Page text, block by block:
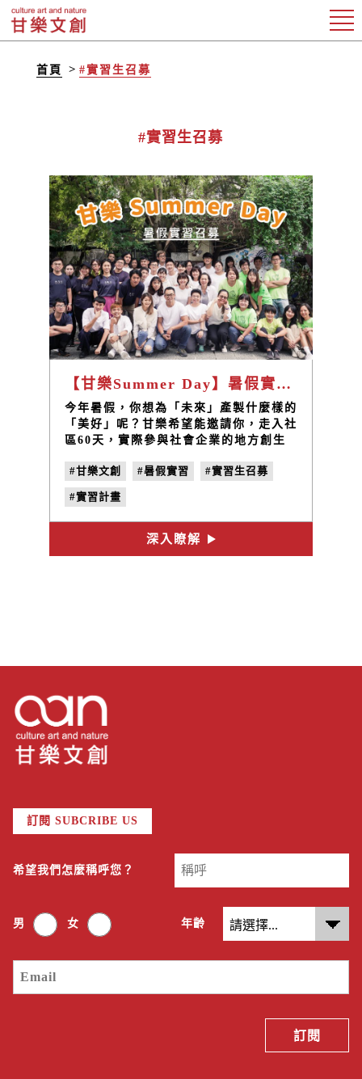
首頁 #實習生召募
#實習生召募
【甘樂Summer Day】暑假實習夥伴即起受理申請
今年暑假，你想為「未來」產製什麼樣的
「美好」呢？甘樂希望能邀請你，走入社
區60天，實際參與社會企業的地方創生
#甘樂文創
#暑假實習 #實習生召募
#實習計畫
深入瞭解
訂閱 SUBCRIBE US
希望我們怎麼稱呼您？
男 女 年齡